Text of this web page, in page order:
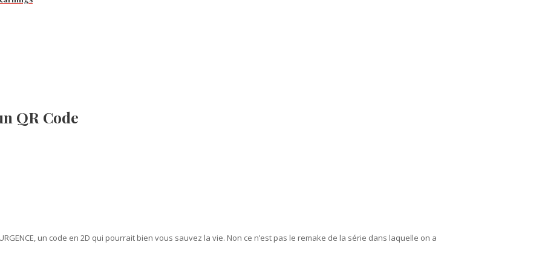
QR Code
un code en 2D qui pourrait bien vous sauvez la vie. Non ce n’est pas le remake de la série dans laquelle on a